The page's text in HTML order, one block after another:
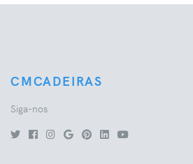
CMCADEIRAS
Siga-nos